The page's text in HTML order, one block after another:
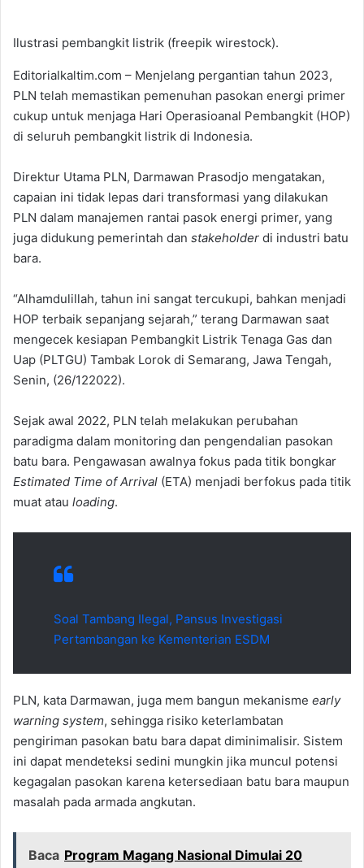
Ilustrasi pembangkit listrik (freepik wirestock).
Editorialkaltim.com – Menjelang pergantian tahun 2023,
PLN telah memastikan pemenuhan pasokan energi primer
cukup untuk menjaga Hari Operasioanal Pembangkit (HOP)
di seluruh pembangkit listrik di Indonesia.
Direktur Utama PLN, Darmawan Prasodjo mengatakan,
capaian ini tidak lepas dari transformasi yang dilakukan
PLN dalam manajemen rantai pasok energi primer, yang
juga didukung pemerintah dan stakeholder di industri batu
bara.
“Alhamdulillah, tahun ini sangat tercukupi, bahkan menjadi
HOP terbaik sepanjang sejarah,” terang Darmawan saat
mengecek kesiapan Pembangkit Listrik Tenaga Gas dan
Uap (PLTGU) Tambak Lorok di Semarang, Jawa Tengah,
Senin, (26/122022).
Sejak awal 2022, PLN telah melakukan perubahan
paradigma dalam monitoring dan pengendalian pasokan
batu bara. Pengawasan awalnya fokus pada titik bongkar
Estimated Time of Arrival (ETA) menjadi berfokus pada titik
muat atau loading.
Soal Tambang Ilegal, Pansus Investigasi
Pertambangan ke Kementerian ESDM
PLN, kata Darmawan, juga mem bangun mekanisme early
warning system, sehingga risiko keterlambatan
pengiriman pasokan batu bara dapat diminimalisir. Sistem
ini dapat mendeteksi sedini mungkin jika muncul potensi
kegagalan pasokan karena ketersediaan batu bara maupun
masalah pada armada angkutan.
Baca Program Magang Nasional Dimulai 20